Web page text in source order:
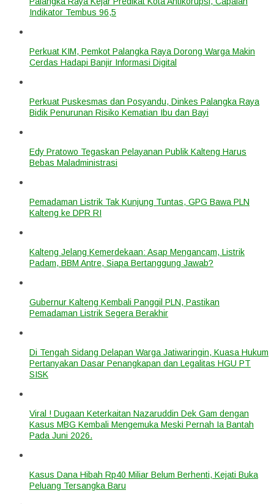
Indikator Tembus 96,5
Perkuat KIM, Pemkot Palangka Raya Dorong Warga Makin
Cerdas Hadapi Banjir Informasi Digital
Perkuat Puskesmas dan Posyandu, Dinkes Palangka Raya
Bidik Penurunan Risiko Kematian Ibu dan Bayi
Edy Pratowo Tegaskan Pelayanan Publik Kalteng Harus
Bebas Maladministrasi
Pemadaman Listrik Tak Kunjung Tuntas, GPG Bawa PLN
Kalteng ke DPR RI
Kalteng Jelang Kemerdekaan: Asap Mengancam, Listrik
Padam, BBM Antre, Siapa Bertanggung Jawab?
Gubernur Kalteng Kembali Panggil PLN, Pastikan
Pemadaman Listrik Segera Berakhir
Di Tengah Sidang Delapan Warga Jatiwaringin, Kuasa Hukum
Pertanyakan Dasar Penangkapan dan Legalitas HGU PT
SISK
Viral ! Dugaan Keterkaitan Nazaruddin Dek Gam dengan
Kasus MBG Kembali Mengemuka Meski Pernah Ia Bantah
Pada Juni 2026.
Kasus Dana Hibah Rp40 Miliar Belum Berhenti, Kejati Buka
Peluang Tersangka Baru